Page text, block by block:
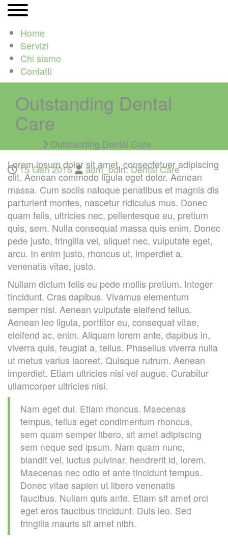
Home
Servizi
Chi siamo
Contatti
Outstanding Dental
Care
Outstanding Dental Care
15 Gen 2016
adm_bdin:Dental Care
Lorem ipsum dolor sit amet, consectetuer adipiscing
elit. Aenean commodo ligula eget dolor. Aenean
massa. Cum sociis natoque penatibus et magnis dis
parturient montes, nascetur ridiculus mus. Donec
quam felis, ultricies nec, pellentesque eu, pretium
quis, sem. Nulla consequat massa quis enim. Donec
pede justo, fringilla vel, aliquet nec, vulputate eget,
arcu. In enim justo, rhoncus ut, imperdiet a,
venenatis vitae, justo.
Nullam dictum felis eu pede mollis pretium. Integer
tincidunt. Cras dapibus. Vivamus elementum
semper nisi. Aenean vulputate eleifend tellus.
Aenean leo ligula, porttitor eu, consequat vitae,
eleifend ac, enim. Aliquam lorem ante, dapibus in,
viverra quis, feugiat a, tellus. Phasellus viverra nulla
ut metus varius laoreet. Quisque rutrum. Aenean
imperdiet. Etiam ultricies nisi vel augue. Curabitur
ullamcorper ultricies nisi.
Nam eget dui. Etiam rhoncus. Maecenas
tempus, tellus eget condimentum rhoncus,
sem quam semper libero, sit amet adipiscing
sem neque sed ipsum. Nam quam nunc,
blandit vel, luctus pulvinar, hendrerit id, lorem.
Maecenas nec odio et ante tincidunt tempus.
Donec vitae sapien ut libero venenatis
faucibus. Nullam quis ante. Etiam sit amet orci
eget eros faucibus tincidunt. Duis leo. Sed
fringilla mauris sit amet nibh.